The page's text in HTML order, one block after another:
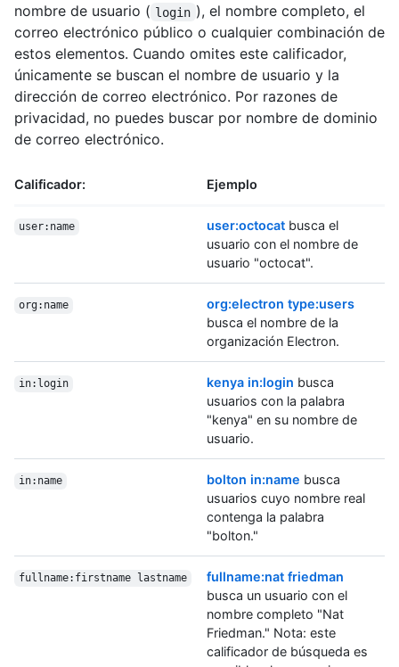
nombre de usuario ( login ), el nombre completo, el
correo electrónico público o cualquier combinación de
estos elementos. Cuando omites este calificador,
únicamente se buscan el nombre de usuario y la
dirección de correo electrónico. Por razones de
privacidad, no puedes buscar por nombre de dominio
de correo electrónico.
Calificador: Ejemplo
user:name user:octocat busca el
usuario con el nombre de
usuario "octocat".
org:name
org:electron type:users
busca el nombre de la
organización Electron.
in:login kenya in:login busca
usuarios con la palabra
"kenya" en su nombre de
usuario.
in:name bolton in:name busca
usuarios cuyo nombre real
contenga la palabra
"bolton."
fullname:firstname lastname
fullname:nat friedman
busca un usuario con el
nombre completo "Nat
Friedman." Nota: este
calificador de búsqueda es